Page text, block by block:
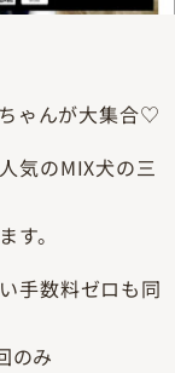
ゃんが大集合♡
気のMIX犬の三
す。
手数料ゼロも同
のみ